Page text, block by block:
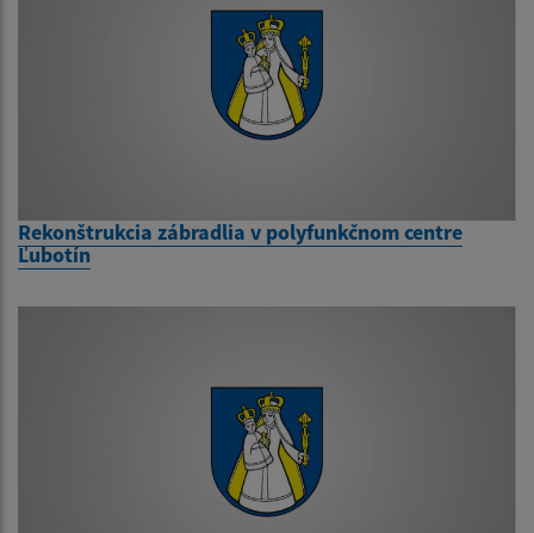
Rekonštrukcia zábradlia v polyfunkčnom centre
Ľubotín